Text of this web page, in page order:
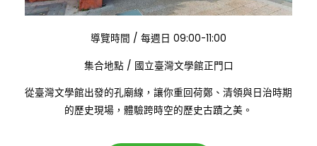
導覽時間 / 每週日 09:00-11:00
集合地點:/ 國立臺灣文學館正門口
從臺灣文學館出發的孔廟線，讓你重回荷鄭、清領與日治時期
的歷史現場，體驗跨時空的歷史古蹟之美。